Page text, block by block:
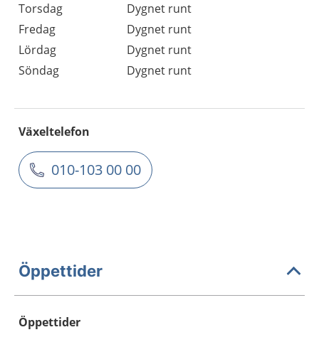
Torsdag
Dygnet runt
Fredag
Dygnet runt
Lördag
Dygnet runt
Söndag
Dygnet runt
Växeltelefon
010-103 00 00
Öppettider
Öppettider